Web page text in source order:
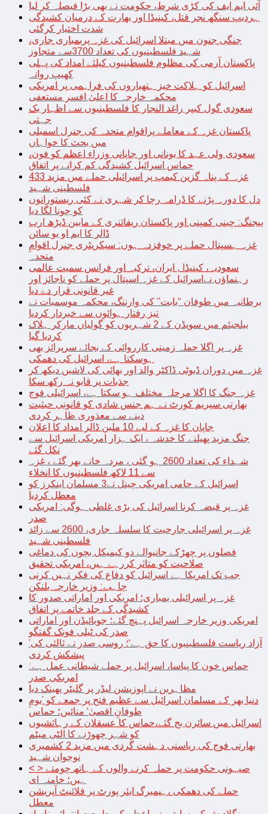
آئی ایم ایف کی کڑی شرط، حکومت نے بھی بڑا فیصلہ کر لیا
ہردیپ سنگھ نجر قتل، کینیڈا اور بھارت کے درمیان کشیدگی
شدت اختیار کرگئی
جنگی جنون میں مبتلا اسرائیل کی غزہ پربمباری جاری،
شہید فلسطینیوں کی تعداد 3700سے متجاوز
پاکستان آرمی کی مظلوم فلسطینیوں کیلئے امداد کی پہلی
کھیپ روانہ
اسرائیل کو ہلاکت خیز ہتھیاروں کی فراہمی پر امریکی
محکمہ خارجہ کا اعلیٰ افسر مستعفی
سعودی گول کیپر راغد النجار کا فلسطینیوں سے اظہار یک
جہتی
پاکستان غزہ کے معاملے پراقوام متحدہ کی جنرل اسمبلی
میں بحث کا خواہاں
سعودی ولی عہد کا یونانی اور جاپانی وزراء اعظم کو فون،
حماس اسرائیل کشیدگی کم کرانے پر اتفاق
غزہ کے پناہ گزین کیمپ پر اسرائیلی حملے میں مزید 433
فلسطینی شہید
دل کا دورہ پڑنے کا ڈرامہ رچا کر شہری نے کئی ریستورانوں
کو چونا لگا دیا
بیجنگ: چینی کمپنی اور پاکستان ریفائنری کے مابین ڈیڑھ ارب
ڈالر کا ایم او یو سائن
غزہ ہسپتال حملے پر خوفزدہ ہوں: سیکریٹری جنرل اقوامِ
متحدہ
سعودیہ، کینیڈا , ایران، ترکیہ اور فرانس سمیت عالمی
رہنماؤں نےاسرائیل کے غزہ اسپتال پر حملے کو ناجائز اور
غیر قانونی قرار دے دیا
برطانیہ میں طوفان “بابت” کی وارننگ، محکمہ موسمیات نے
تیز رفتار ہوائوں سے خبردار کردیا
بیلجیئم میں سویڈن کے 2 شہریوں کو گولیاں مارکر ہلاک
کردیا گیا
غزہ پر اگلا حملہ زمینی کارروائی کے بجائے سرپرائز بھی
ہوسکتا ہے، اسرائیل کی دھمکی
غزہ میں دوران ڈیوٹی ڈاکٹر والد اور بھائی کی لاشیں دیکھ کر
جذبات پر قابو نہ رکھ سکا
غزہ جنگ کا اگلا مرحلہ مختلف ہو سکتا ہے، اسرائیلی فوج
بھارتی سپریم کورٹ نے ہم جنس شادی کو قانونی حیثیت
دینے سے معذوری ظاہر کردی
جاپان کا غزہ کے لیے 10 ملین ڈالر امداد کا اعلان
جنگ مزید پھیلنے کا خدشہ ، ایک ہزار امریکی اسرائیل سے
نکل گئے
شہداء کی تعداد 2600 ہو گئی ، مردہ خانے بھر گئے ، غزہ
سے 11 لاکھ فلسطینیوں کا انخلاء
اسرائیل کے حامی امریکی چینل نے3 مسلمان اینکرز کو
معطل کردیا
غزہ پر قبضہ کرنا اسرائیل کی بڑی غلطی ہوگی: امریکی
صدر
غزہ پر اسرائیلی جارحیت کا سلسلہ جاری، 2600 سے زائد
فلسطینی شہید
فصلوں پر چھڑکے جانیوالے دو کیمیکل بچوں کی دماغی
صلاحیت کو متاثر کررہے ہیں، امریکی تحقیق
جب تک امریکا ہے اسرائیل کو دفاع کی فکر نہیں کرنی
چاہیے: وزیر خارجہ بلنکن
غزہ پر اسرائیلی بمباری؛ امریکی اور اماراتی صدور کا
کشیدگی کے جلد خاتمے پر اتفاق
امریکی وزیر خارجہ اسرائیل پہنچ گئے؛ جوبائیڈن اور اماراتی
صدر کی ٹیلی فونک گفتگو
’آزاد ریاست فلسطینیوں کا حق ہے‘؛ روسی صدر نے ثالثی کی
پیشکش کردی
حماس خون کا پیاسا، اسرائیل پر حملے شیطانی عمل ہے:
امریکی صدر
مظاہرین نے اپوزیشن لیڈر پر گلیٹر پھینک دیا
دنیا بھر کے مسلمان اسرائیل سے عظیم فتح پر جمعے کو ’یومِ
طوفانِ اقصیٰ‘ منائیں؛ حماس
اسرائیل میں سائرن بج گئے،حماس کا عسقلان کے رہائشیوں
کو شہر چھوڑنے کا الٹی میٹم
بھارتی فوج کی ریاستی دہشت گردی میں مزید 2 کشمیری
نوجوان شہید
< > صیہونی حکومت پر حملہ کرنے والوں کے ہاتھ چومتے
ہیں؛ خامنہ ای
حملے کی دھمکی ،ہیمبرگ ایئر پورٹ پر فلائیٹ آپریشن
معطل